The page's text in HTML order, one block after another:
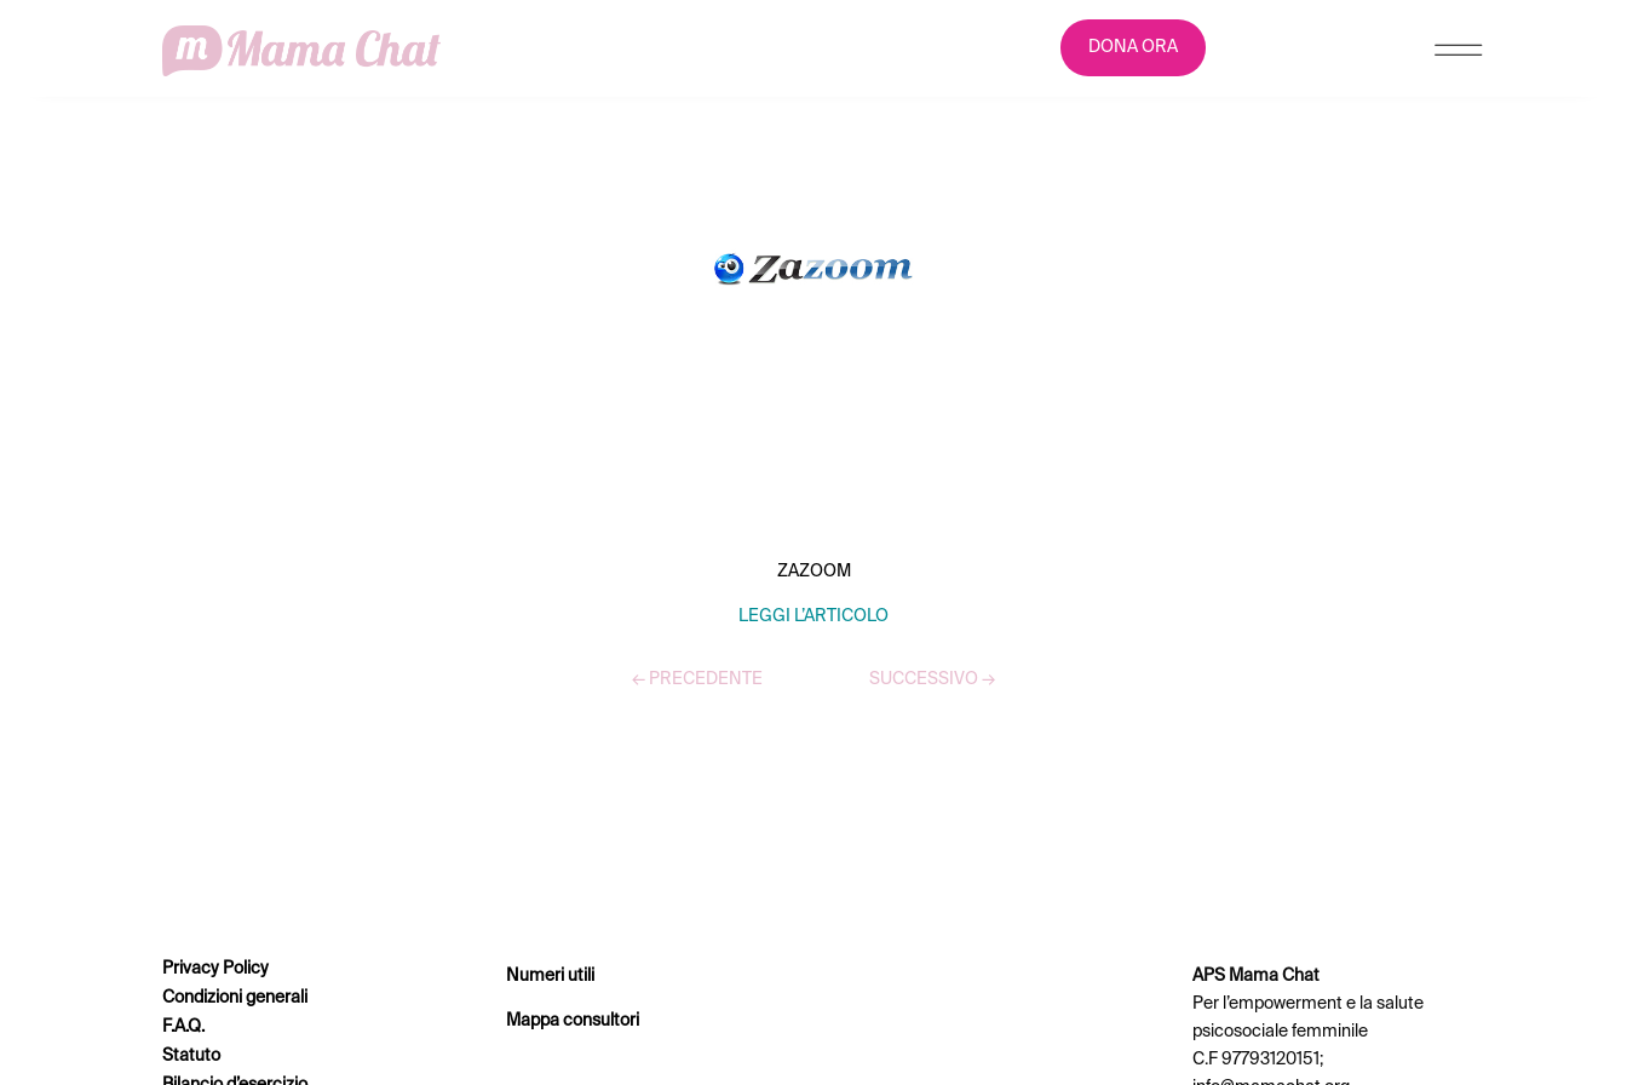
DONA ORA
ZAZOOM
LEGGI L’ARTICOLO
← PRECEDENTE SUCCESSIVO →
Privacy Policy
Condizioni generali
F.A.Q.
Statuto
Numeri utili
Mappa consultori
APS Mama Chat
Per l’empowerment e la salute
psicosociale femminile
C.F 97793120151;